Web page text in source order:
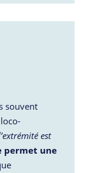
souvent
est
permet une